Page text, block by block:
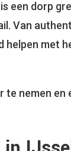
een dorp
Van
met
te nemen